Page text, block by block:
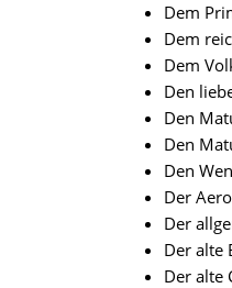
Dem
Dem
Dem
Den
Den
Den
Den
Der
Der
Der alte
Der alte